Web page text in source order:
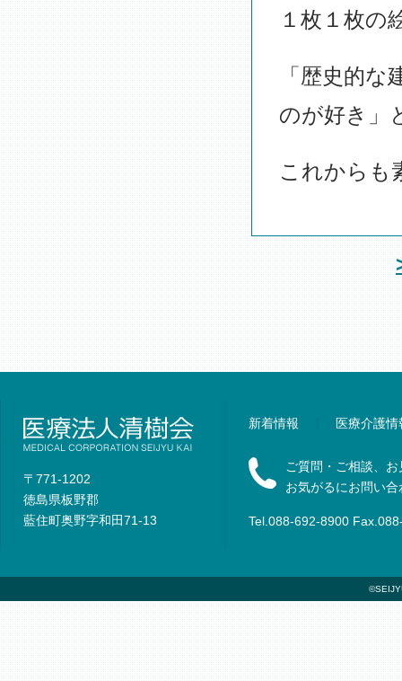
１枚１枚の
「歴史的
のが好き」
これからも
〒771-1202
徳島県板野郡
藍住町奥野字和田71-13
新着情報 医療介護情
ご質問・ご相談、
お気がるにお問い
Tel.088-692-8900